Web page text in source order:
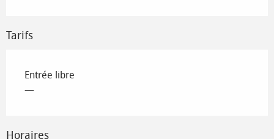
Tarifs
Entrée libre
—
Horaires